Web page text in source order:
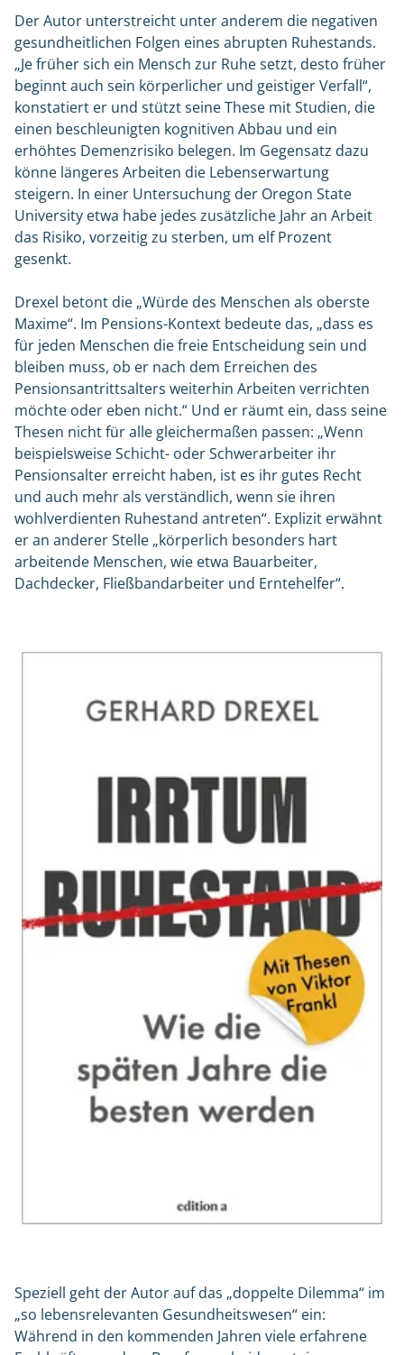
Der Autor unterstreicht unter anderem die negativen
gesundheitlichen Folgen eines abrupten Ruhestands.
„Je früher sich ein Mensch zur Ruhe setzt, desto früher
beginnt auch sein körperlicher und geistiger Verfall“,
konstatiert er und stützt seine These mit Studien, die
einen beschleunigten kognitiven Abbau und ein
erhöhtes Demenzrisiko belegen. Im Gegensatz dazu
könne längeres Arbeiten die Lebenserwartung
steigern. In einer Untersuchung der Oregon State
University etwa habe jedes zusätzliche Jahr an Arbeit
das Risiko, vorzeitig zu sterben, um elf Prozent
gesenkt.
Drexel betont die „Würde des Menschen als oberste
Maxime“. Im Pensions-Kontext bedeute das, „dass es
für jeden Menschen die freie Entscheidung sein und
bleiben muss, ob er nach dem Erreichen des
Pensionsantrittsalters weiterhin Arbeiten verrichten
möchte oder eben nicht.“ Und er räumt ein, dass seine
Thesen nicht für alle gleichermaßen passen: „Wenn
beispielsweise Schicht- oder Schwerarbeiter ihr
Pensionsalter erreicht haben, ist es ihr gutes Recht
und auch mehr als verständlich, wenn sie ihren
wohlverdienten Ruhestand antreten“. Explizit erwähnt
er an anderer Stelle „körperlich besonders hart
arbeitende Menschen, wie etwa Bauarbeiter,
Dachdecker, Fließbandarbeiter und Erntehelfer“.
Speziell geht der Autor auf das „doppelte Dilemma“ im
„so lebensrelevanten Gesundheitswesen“ ein:
Während in den kommenden Jahren viele erfahrene